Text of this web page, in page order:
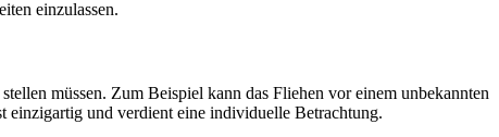
einzulassen.
müssen. Zum Beispiel kann das Fliehen vor einem unbekannten
einzigartig und verdient eine individuelle Betrachtung.